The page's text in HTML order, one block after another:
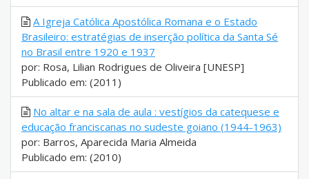
A Igreja Católica Apostólica Romana e o Estado
Brasileiro: estratégias de inserção política da Santa Sé
no Brasil entre 1920 e 1937
por: Rosa, Lilian Rodrigues de Oliveira [UNESP]
Publicado em: (2011)
No altar e na sala de aula : vestígios da catequese e
educação franciscanas no sudeste goiano (1944-1963)
por: Barros, Aparecida Maria Almeida
Publicado em: (2010)